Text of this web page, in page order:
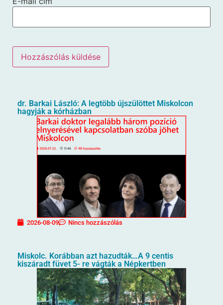
dr. Barkai László: A legtöbb újszülöttet Miskolcon
hagyják a kórházban
2026-08-09 Nincs hozzászólás
Miskolc. Korábban azt hazudták…A 9 centis
kiszáradt füvet 5- re vágták a Népkertben